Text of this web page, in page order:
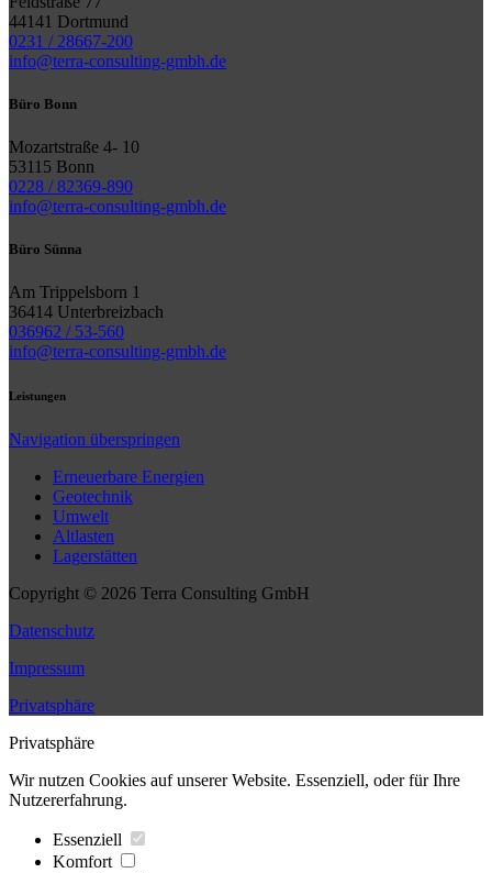
44141 Dortmund
0231 / 28667-200
info@terra-consulting-gmbh.de
Büro Bonn
Mozartstraße 4- 10
53115 Bonn
0228 / 82369-890
info@terra-consulting-gmbh.de
Büro Sünna
Am Trippelsborn 1
36414 Unterbreizbach
036962 / 53-560
info@terra-consulting-gmbh.de
Leistungen
Navigation überspringen
Erneuerbare Energien
Geotechnik
Umwelt
Altlasten
Lagerstätten
Copyright © 2026 Terra Consulting GmbH
Datenschutz
Impressum
Privatsphäre
Privatsphäre
Wir nutzen Cookies auf unserer Website. Essenziell, oder für Ihre
Nutzererfahrung.
Essenziell
Komfort